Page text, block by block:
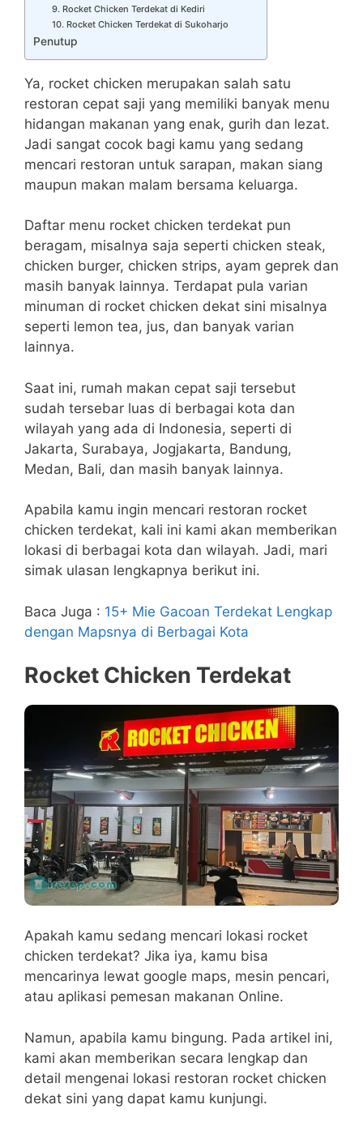
9. Rocket Chicken Terdekat di Kediri
10. Rocket Chicken Terdekat di Sukoharjo
Penutup
Ya, rocket chicken merupakan salah satu
restoran cepat saji yang memiliki banyak menu
hidangan makanan yang enak, gurih dan lezat.
Jadi sangat cocok bagi kamu yang sedang
mencari restoran untuk sarapan, makan siang
maupun makan malam bersama keluarga.
Daftar menu rocket chicken terdekat pun
beragam, misalnya saja seperti chicken steak,
chicken burger, chicken strips, ayam geprek dan
masih banyak lainnya. Terdapat pula varian
minuman di rocket chicken dekat sini misalnya
seperti lemon tea, jus, dan banyak varian
lainnya.
Saat ini, rumah makan cepat saji tersebut
sudah tersebar luas di berbagai kota dan
wilayah yang ada di Indonesia, seperti di
Jakarta, Surabaya, Jogjakarta, Bandung,
Medan, Bali, dan masih banyak lainnya.
Apabila kamu ingin mencari restoran rocket
chicken terdekat, kali ini kami akan memberikan
lokasi di berbagai kota dan wilayah. Jadi, mari
simak ulasan lengkapnya berikut ini.
Baca Juga : 15+ Mie Gacoan Terdekat Lengkap
dengan Mapsnya di Berbagai Kota
Rocket Chicken Terdekat
Apakah kamu sedang mencari lokasi rocket
chicken terdekat? Jika iya, kamu bisa
mencarinya lewat google maps, mesin pencari,
atau aplikasi pemesan makanan Online.
Namun, apabila kamu bingung. Pada artikel ini,
kami akan memberikan secara lengkap dan
detail mengenai lokasi restoran rocket chicken
dekat sini yang dapat kamu kunjungi.